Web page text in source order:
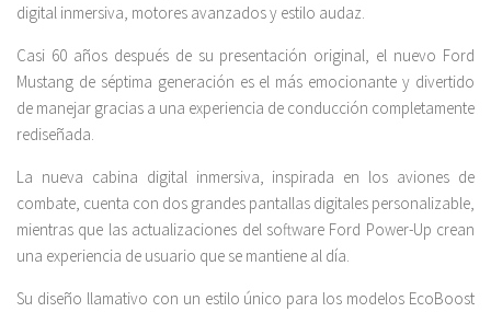
digital inmersiva, motores avanzados y estilo audaz.
Casi 60 años después de su presentación original, el nuevo Ford
Mustang de séptima generación es el más emocionante y divertido
de manejar gracias a una experiencia de conducción completamente
rediseñada.
La nueva cabina digital inmersiva, inspirada en los aviones de
combate, cuenta con dos grandes pantallas digitales personalizable,
mientras que las actualizaciones del software Ford Power-Up crean
una experiencia de usuario que se mantiene al día.
Su diseño llamativo con un estilo único para los modelos EcoBoost